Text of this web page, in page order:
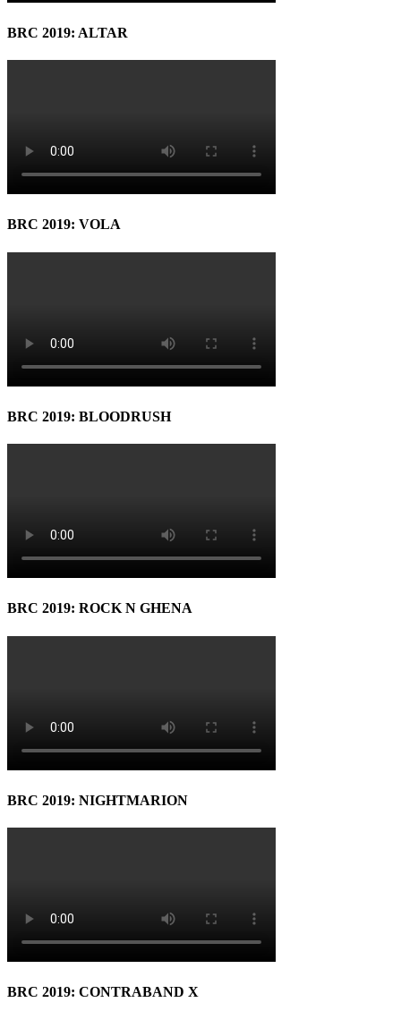
BRC 2019: ALTAR
BRC 2019: VOLA
BRC 2019: BLOODRUSH
BRC 2019: ROCK N GHENA
BRC 2019: NIGHTMARION
BRC 2019: CONTRABAND X